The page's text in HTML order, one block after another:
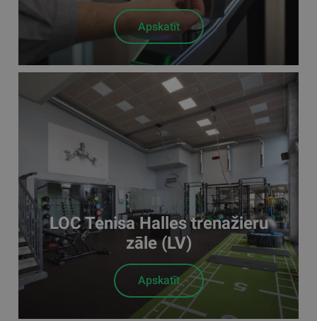
Apskatīt
LOC Tenisa Halles trenažieru
zāle (LV)
Apskatīt